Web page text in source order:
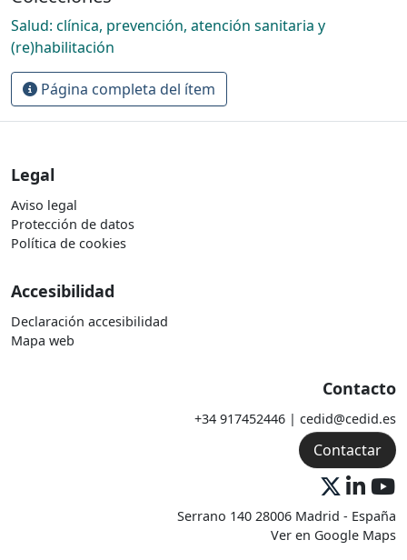
Salud: clínica, prevención, atención sanitaria y
(re)habilitación
Página completa del ítem
Legal
Aviso legal
Protección de datos
Política de cookies
Accesibilidad
Declaración accesibilidad
Mapa web
Contacto
+34 917452446 | cedid@cedid.es
Contactar
Serrano 140 28006 Madrid - España
Ver en Google Maps